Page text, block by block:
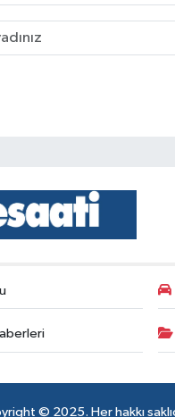
© 2025. Her hakkı